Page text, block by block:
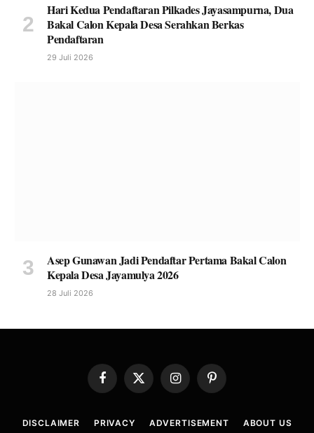
Hari Kedua Pendaftaran Pilkades Jayasampurna, Dua
Bakal Calon Kepala Desa Serahkan Berkas
Pendaftaran
29 Juli 2026
Asep Gunawan Jadi Pendaftar Pertama Bakal Calon
Kepala Desa Jayamulya 2026
28 Juli 2026
Facebook
X
InstagramPinterest
DISCLAIMER PRIVACY ADVERTISEMENT ABOUT US